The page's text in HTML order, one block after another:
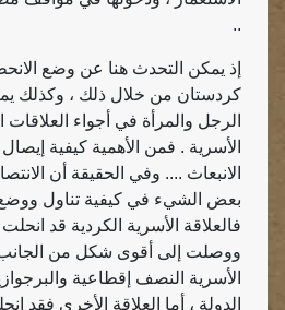
إذ يمكن التحدث هنا عن وضع
كردستان من خلال ذلك ، وكذلك يمكن
الرجل والمرأة في أجواء العلاقات
الأسرية . فمن الأهمية كيفية إيصال
الانبعاث .... وفي الحقيقة أن
بعض الشيء في كيفية تناول ووضع
فالعلاقة الأسرية الكردية قد
ووصلت إلى أقوى شكل من الجانب
الأسرية النصف إقطاعية
الدولة ، أما العلاقة الأخرى فقد